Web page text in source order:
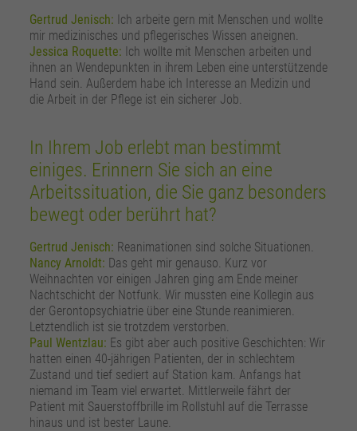
Gertrud Jenisch: Ich arbeite gern mit Menschen und wollte
mir medizinisches und pflegerisches Wissen aneignen.
Jessica Roquette: Ich wollte mit Menschen arbeiten und
ihnen an Wendepunkten in ihrem Leben eine unterstützende
Hand sein. Außerdem habe ich Interesse an Medizin und
die Arbeit in der Pflege ist ein sicherer Job.
In Ihrem Job erlebt man bestimmt
einiges. Erinnern Sie sich an eine
Arbeitssituation, die Sie ganz besonders
bewegt oder berührt hat?
Gertrud Jenisch: Reanimationen sind solche Situationen.
Nancy Arnoldt: Das geht mir genauso. Kurz vor
Weihnachten vor einigen Jahren ging am Ende meiner
Nachtschicht der Notfunk. Wir mussten eine Kollegin aus
der Gerontopsychiatrie über eine Stunde reanimieren.
Letztendlich ist sie trotzdem verstorben.
Paul Wentzlau: Es gibt aber auch positive Geschichten: Wir
hatten einen 40-jährigen Patienten, der in schlechtem
Zustand und tief sediert auf Station kam. Anfangs hat
niemand im Team viel erwartet. Mittlerweile fährt der
Patient mit Sauerstoffbrille im Rollstuhl auf die Terrasse
hinaus und ist bester Laune.